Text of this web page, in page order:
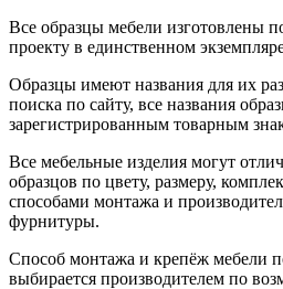
Все образцы мебели изготовлены
проекту в единственном
Образцы имеют названия для их
поиска по сайту, все названия
зарегистрированным товарным
Все мебельные изделия могут
образцов по цвету, размеру,
способами монтажа и
фурнитуры.
Способ монтажа и крепёж мебели
выбирается производителем по